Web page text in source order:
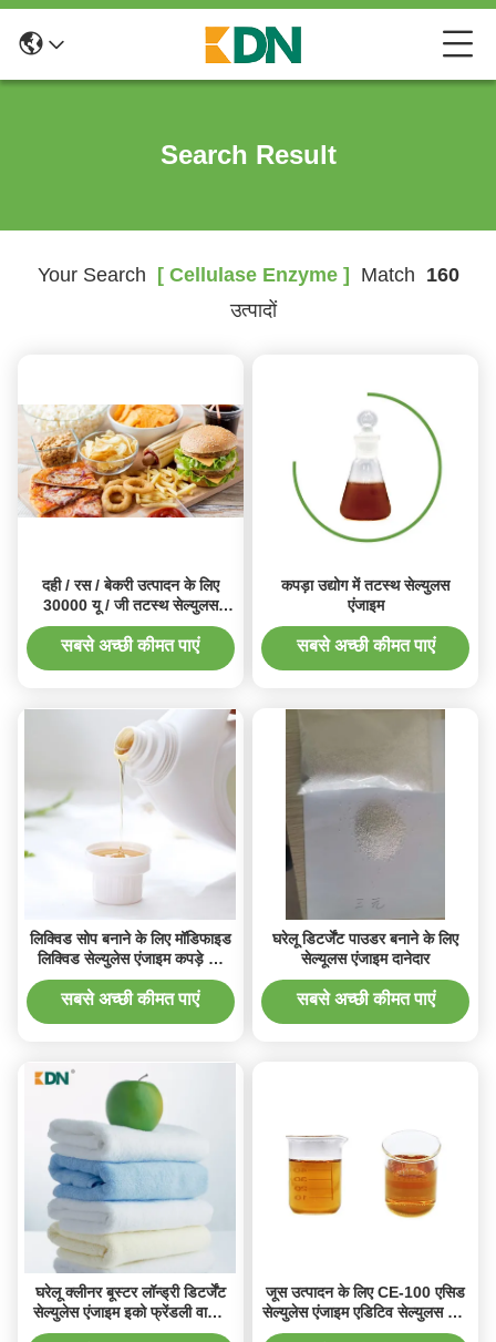
Search Result
Your Search [ Cellulase Enzyme ] Match 160
उत्पादों
दही / रस / बेकरी उत्पादन के लिए
30000 यू / जी तटस्थ सेल्युलस
एंजाइम खाद्य योज्य
सबसे अच्छी कीमत पाएं
कपड़ा उद्योग में तटस्थ सेल्युलस
एंजाइम
सबसे अच्छी कीमत पाएं
लिक्विड सोप बनाने के लिए मॉडिफाइड
लिक्विड सेल्युलेस एंजाइम कपड़े को
सफेद और चमकीला बनाता है
सबसे अच्छी कीमत पाएं
घरेलू डिटर्जेंट पाउडर बनाने के लिए
सेल्यूलस एंजाइम दानेदार
सबसे अच्छी कीमत पाएं
घरेलू क्लीनर बूस्टर लॉन्ड्री डिटर्जेंट
सेल्युलेस एंजाइम इको फ्रेंडली वाशिंग
पाउडर
जूस उत्पादन के लिए CE-100 एसिड
सेल्युलेस एंजाइम एडिटिव सेल्युलस फूड
ग्रेड